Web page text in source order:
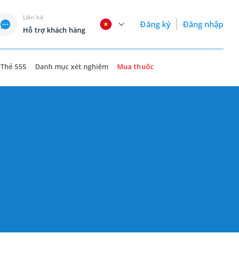
Liên hệ
Hỗ trợ khách hàng
Đăng ký Đăng nhập
Thẻ 555 Danh mục xét nghiệm Mua thuốc